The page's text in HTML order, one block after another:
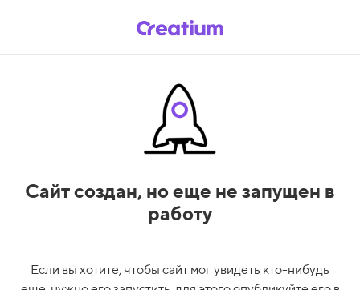
Сайт создан, но еще не запущен в
работу
Если вы хотите, чтобы сайт мог увидеть кто-нибудь